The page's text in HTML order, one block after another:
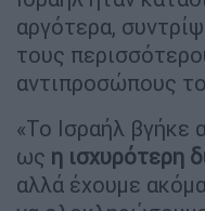
αργότερα,
τους
αντιπροσώπους
«Το Ισραήλ βγήκε
ως η ισχυρότερη
αλλά έχουμε